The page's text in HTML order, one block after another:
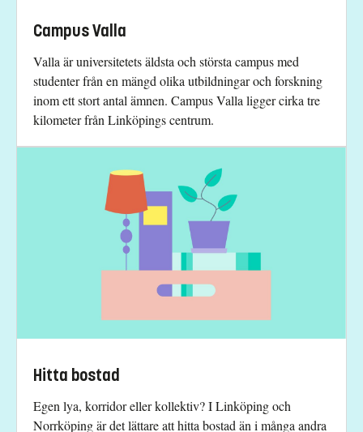
Campus Valla
Valla är universitetets äldsta och största campus med
studenter från en mängd olika utbildningar och forskning
inom ett stort antal ämnen. Campus Valla ligger cirka tre
kilometer från Linköpings centrum.
Hitta bostad
Egen lya, korridor eller kollektiv? I Linköping och
Norrköping är det lättare att hitta bostad än i många andra